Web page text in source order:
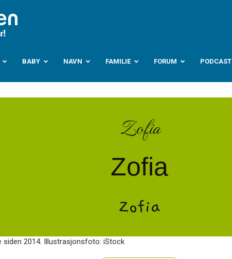
Babyverden.no
BABY NAVN FAMILIE FORUM PODCAST
Zofia
Zofia
Zofia
siden 2014. Illustrasjonsfoto: iStock